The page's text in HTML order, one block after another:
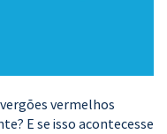
vermelhos
E se isso acontecesse